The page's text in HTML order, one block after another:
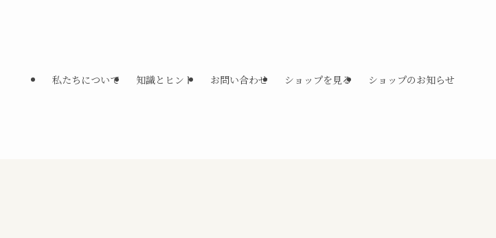
私たちについて 知識とヒント お問い合わせ ショップを見る ショップのお知らせ